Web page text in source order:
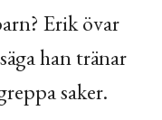
Erik övar
han tränar
saker.